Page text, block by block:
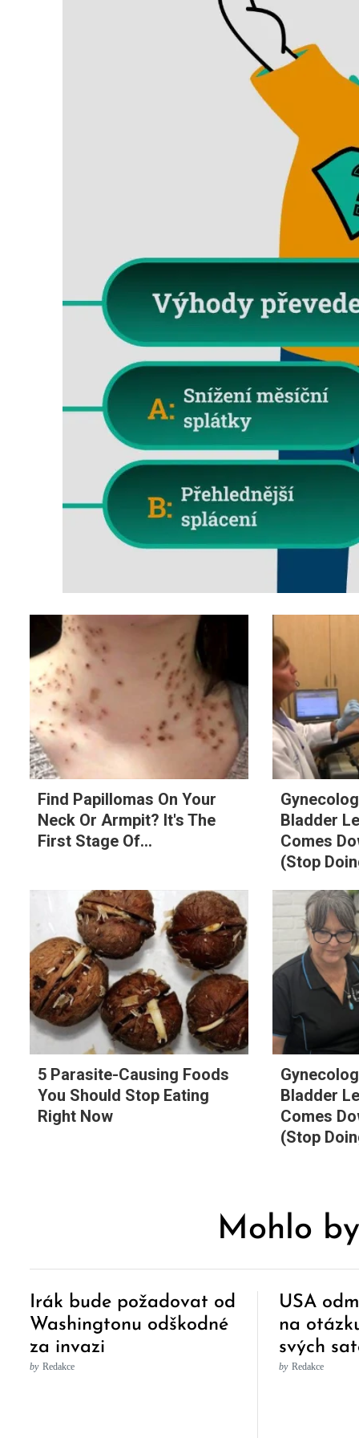
Find Papillomas On Your
Neck Or Armpit? It's The
First Stage Of...
Bladder
Comes
(Stop
5 Parasite-Causing Foods
You Should Stop Eating
Right Now
Bladder
Comes
(Stop
Mohlo
Irák bude požadovat od
Washingtonu odškodné
za invazi
by Redakce
USA
na
svých
by Redakce